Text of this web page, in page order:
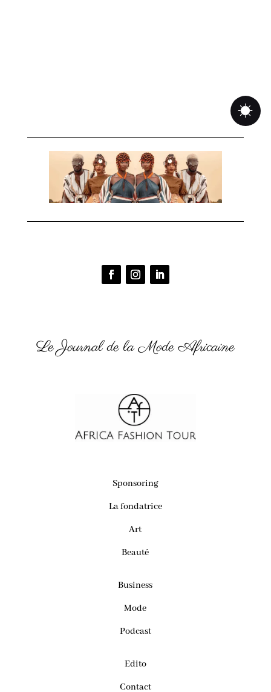
Le Journal de la Mode Africaine
Sponsoring
La fondatrice
Art
Beauté
Business
Mode
Podcast
Edito
Contact